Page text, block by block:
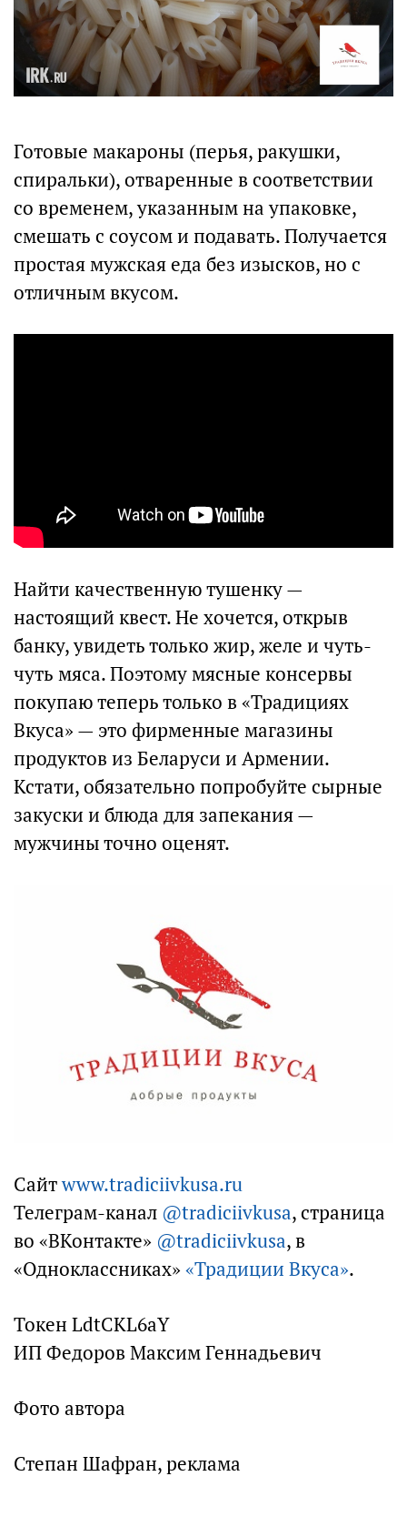
Готовые макароны (перья, ракушки,
спиральки), отваренные в соответствии
со временем, указанным на упаковке,
смешать с соусом и подавать. Получается
простая мужская еда без изысков, но с
отличным вкусом.
Найти качественную тушенку —
настоящий квест. Не хочется, открыв
банку, увидеть только жир, желе и чуть-
чуть мяса. Поэтому мясные консервы
покупаю теперь только в «Традициях
Вкуса» — это фирменные магазины
продуктов из Беларуси и Армении.
Кстати, обязательно попробуйте сырные
закуски и блюда для запекания —
мужчины точно оценят.
Сайтwww.tradiciivkusa.ru
Телеграм-канал @tradiciivkusa, страница
во «ВКонтакте» @tradiciivkusa, в
«Одноклассниках»«Традиции Вкуса».
Токен LdtCKL6aY
ИП Федоров Максим Геннадьевич
Фото автора
Степан Шафран, реклама